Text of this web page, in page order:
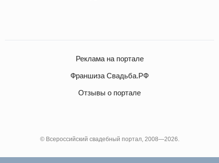
Реклама на портале
Франшиза Свадьба.РФ
Отзывы о портале
© Всероссийский свадебный портал, 2008—2026.